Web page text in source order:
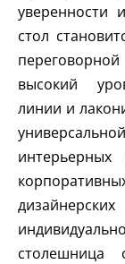
уверенности
стол
высокий
линии и
столешница